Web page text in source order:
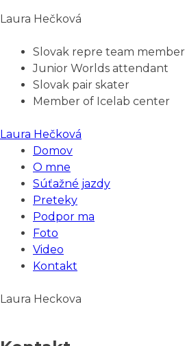
Laura Hečková
Slovak repre team member
Junior Worlds attendant
Slovak pair skater
Member of Icelab center
Laura Hečková
Domov
O mne
Súťažné jazdy
Preteky
Podpor ma
Foto
Video
Kontakt
Laura Heckova